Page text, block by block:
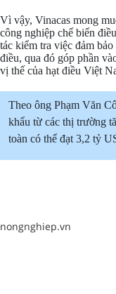
Vì vậy, Vinacas mong
công nghiệp chế biến
tác kiểm tra việc đảm
điều, qua đó góp phần
vị thế của hạt điều Việt
Theo ông Phạm Văn
khẩu từ các thị trường
toàn có thể đạt 3,2 tỷ
nongnghiep.vn